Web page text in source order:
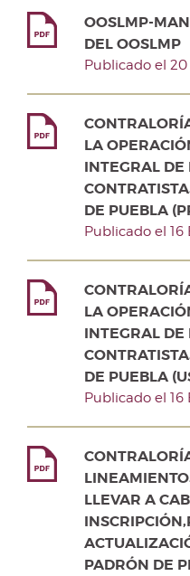
OOSLMP-
DEL OOSLMP
Publicado el
LA
INTEGRAL DE
DE PUEBLA
Publicado el 16
LA
INTEGRAL DE
DE PUEBLA
Publicado el 16
LLEVAR A
PADRÓN DE